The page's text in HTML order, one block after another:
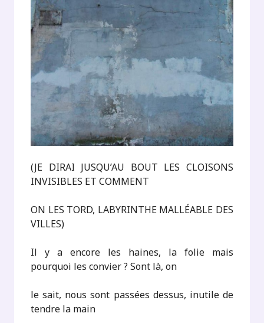
(JE DIRAI JUSQU’AU BOUT LES CLOISONS
INVISIBLES ET COMMENT
ON LES TORD, LABYRINTHE MALLÉABLE DES
VILLES)
Il y a encore les haines, la folie mais
pourquoi les convier ? Sont là, on
le sait, nous sont passées dessus, inutile de
tendre la main